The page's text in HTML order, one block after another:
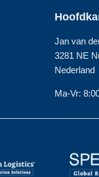
Jan van
3281 NE
Nederland
Ma-Vr: